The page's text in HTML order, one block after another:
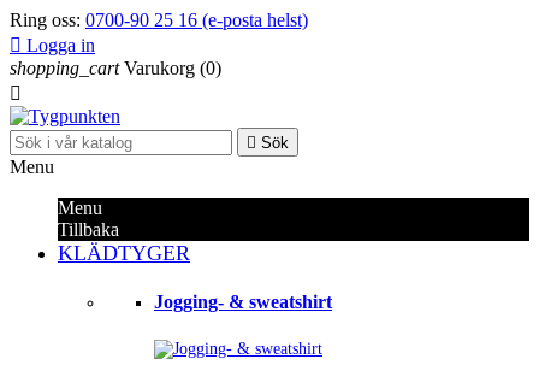
Ring oss: 0700-90 25 16 (e-posta helst)
 Logga in
shopping_cart Varukorg (0)

 Sök
Menu
Menu
Tillbaka
KLÄDTYGER
Jogging- & sweatshirt